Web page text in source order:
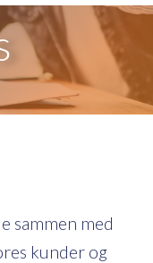
sammen med
kunder og